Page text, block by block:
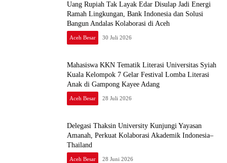
Uang Rupiah Tak Layak Edar Disulap Jadi Energi
Ramah Lingkungan, Bank Indonesia dan Solusi
Bangun Andalas Kolaborasi di Aceh
Aceh Besar 30 Juli 2026
Mahasiswa KKN Tematik Literasi Universitas Syiah
Kuala Kelompok 7 Gelar Festival Lomba Literasi
Anak di Gampong Kayee Adang
Aceh Besar 28 Juli 2026
Delegasi Thaksin University Kunjungi Yayasan
Amanah, Perkuat Kolaborasi Akademik Indonesia–
Thailand
Aceh Besar 28 Juni 2026